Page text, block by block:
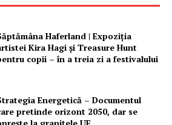
Haferland | Expoziţia
Kira Hagi şi Treasure Hunt
copii – în a treia zi a festivalului
Energetică – Documentul
pretinde orizont 2050, dar se
la granițele UE